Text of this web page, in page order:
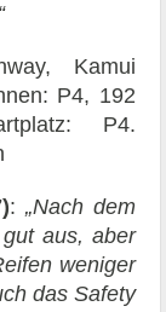
Kamui
P4, 192
P4.
: „Nach dem
aus, aber
weniger
das Safety